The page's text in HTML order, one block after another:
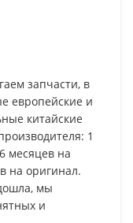
запчасти, в
европейские и
китайские
1
месяцев на
на оригинал.
мы
и